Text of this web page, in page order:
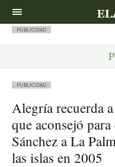
PUBLICIDAD
PUBLICIDAD
Alegría recuerda
que aconsejó
Sánchez a La
las islas en 2005